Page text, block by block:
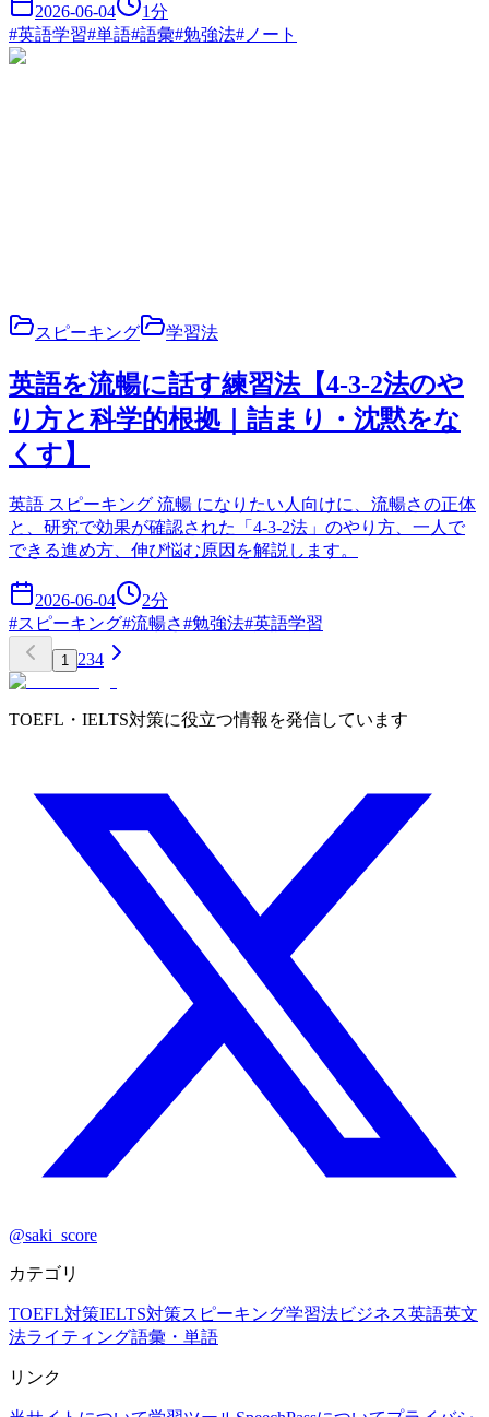
2026-06-04 1分
#英語学習#単語#語彙#勉強法# ノート
スピーキング 学習法
英語を流暢に話す練習法【4-3-2法のや
り方と科学的根拠｜詰まり・沈黙をな
くす】
英語 スピーキング 流暢 になりたい人向けに、流暢さの正体
と、研究で効果が確認された「4-3-2法」のやり方、一人で
できる進め方、伸び悩む原因を解説します。
2026-06-04 2分
#スピーキング#流暢さ#勉強法#英語学習
1 234
TOEFL・IELTS対策に役立つ情報を発信しています
@saki_score
カテゴリ
TOEFL対策IELTS対策スピーキング学習法ビジネス英語英文
法ライティング語彙・単語
リンク